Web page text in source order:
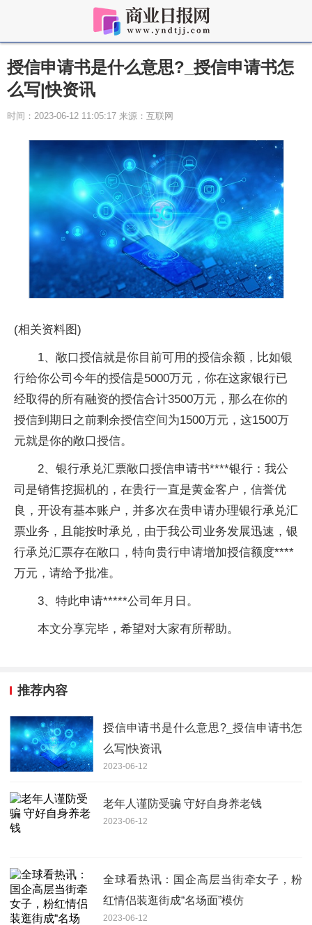
授信申请书是什么意思?_授信申请书怎
么写|快资讯
时间：2023-06-12 11:05:17 来源：互联网
(相关资料图)
1、敞口授信就是你目前可用的授信余额，比如银
行给你公司今年的授信是5000万元，你在这家银行已
经取得的所有融资的授信合计3500万元，那么在你的
授信到期日之前剩余授信空间为1500万元，这1500万
元就是你的敞口授信。
2、银行承兑汇票敞口授信申请书****银行：我公
司是销售挖掘机的，在贵行一直是黄金客户，信誉优
良，开设有基本账户，并多次在贵申请办理银行承兑汇
票业务，且能按时承兑，由于我公司业务发展迅速，银
行承兑汇票存在敞口，特向贵行申请增加授信额度****
万元，请给予批准。
3、特此申请*****公司年月日。
本文分享完毕，希望对大家有所帮助。
推荐内容
授信申请书是什么意思?_授信申请书怎
么写|快资讯
2023-06-12
老年人谨防受骗 守好自身养老钱
2023-06-12
全球看热讯：国企高层当街牵女子，粉
红情侣装逛街成“名场面”模仿
2023-06-12